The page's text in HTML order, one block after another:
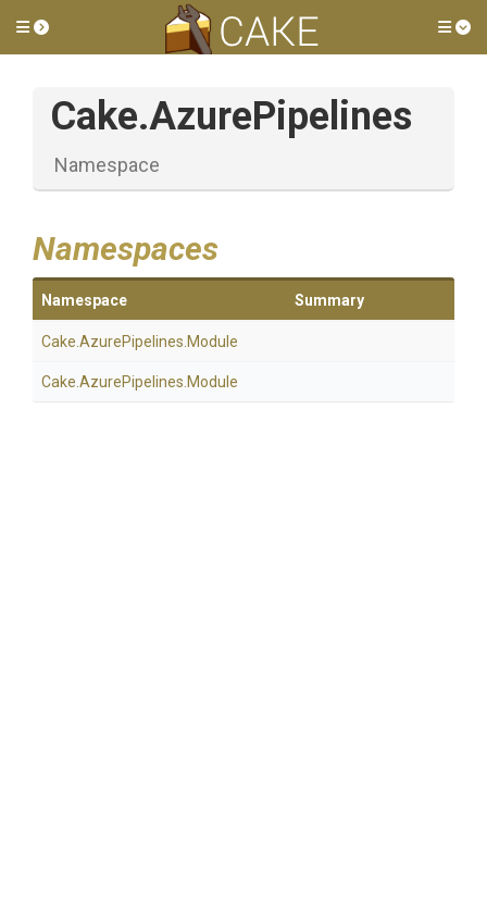
Toggle side menu
Cake.AzurePipelines
Namespace
Namespaces
Namespace Summary
Cake .AzurePipelines .Module
Cake .AzurePipelines .Module